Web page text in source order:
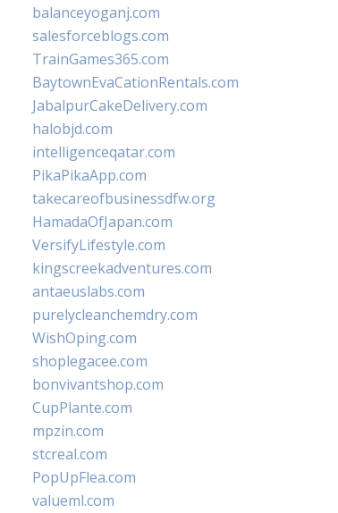
balanceyoganj.com
salesforceblogs.com
TrainGames365.com
BaytownEvaCationRentals.com
JabalpurCakeDelivery.com
halobjd.com
intelligenceqatar.com
PikaPikaApp.com
takecareofbusinessdfw.org
HamadaOfJapan.com
VersifyLifestyle.com
kingscreekadventures.com
antaeuslabs.com
purelycleanchemdry.com
WishOping.com
shoplegacee.com
bonvivantshop.com
CupPlante.com
mpzin.com
stcreal.com
PopUpFlea.com
valueml.com